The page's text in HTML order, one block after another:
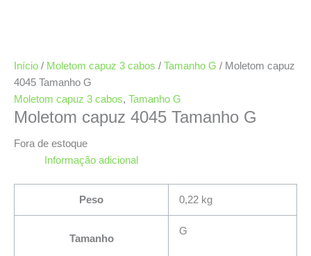
Início / Moletom capuz 3 cabos / Tamanho G / Moletom capuz
4045 Tamanho G
Moletom capuz 3 cabos, Tamanho G
Moletom capuz 4045 Tamanho G
Fora de estoque
Informação adicional
Peso 0,22 kg
Tamanho
G